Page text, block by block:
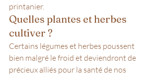
printanier.
Quelles plantes et herbes
cultiver ?
Certains légumes et herbes poussent
bien malgré le froid et deviendront de
précieux alliés pour la santé de nos